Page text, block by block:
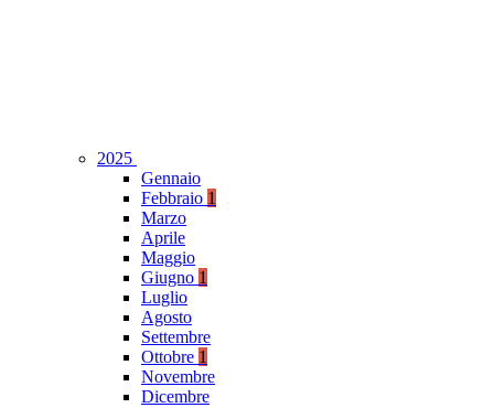
2025
Gennaio
Febbraio 1
Marzo
Aprile
Maggio
Giugno 1
Luglio
Agosto
Settembre
Ottobre 1
Novembre
Dicembre